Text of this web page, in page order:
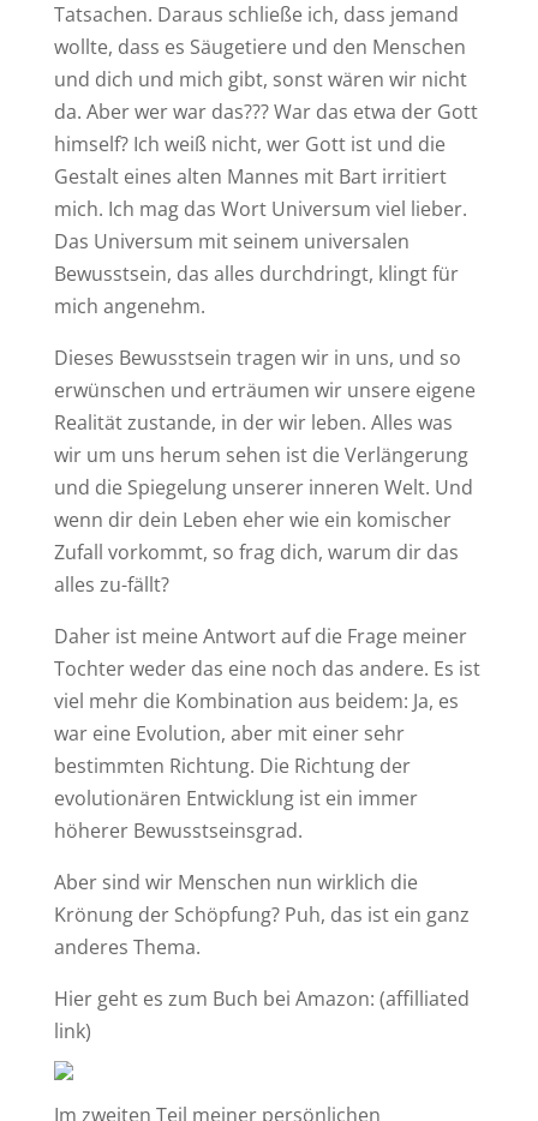
Tatsachen. Daraus schließe ich, dass jemand
wollte, dass es Säugetiere und den Menschen
und dich und mich gibt, sonst wären wir nicht
da. Aber wer war das??? War das etwa der Gott
himself? Ich weiß nicht, wer Gott ist und die
Gestalt eines alten Mannes mit Bart irritiert
mich. Ich mag das Wort Universum viel lieber.
Das Universum mit seinem universalen
Bewusstsein, das alles durchdringt, klingt für
mich angenehm.
Dieses Bewusstsein tragen wir in uns, und so
erwünschen und erträumen wir unsere eigene
Realität zustande, in der wir leben. Alles was
wir um uns herum sehen ist die Verlängerung
und die Spiegelung unserer inneren Welt. Und
wenn dir dein Leben eher wie ein komischer
Zufall vorkommt, so frag dich, warum dir das
alles zu-fällt?
Daher ist meine Antwort auf die Frage meiner
Tochter weder das eine noch das andere. Es ist
viel mehr die Kombination aus beidem: Ja, es
war eine Evolution, aber mit einer sehr
bestimmten Richtung. Die Richtung der
evolutionären Entwicklung ist ein immer
höherer Bewusstseinsgrad.
Aber sind wir Menschen nun wirklich die
Krönung der Schöpfung? Puh, das ist ein ganz
anderes Thema.
Hier geht es zum Buch bei Amazon: (affilliated
link)
Im zweiten Teil meiner persönlichen